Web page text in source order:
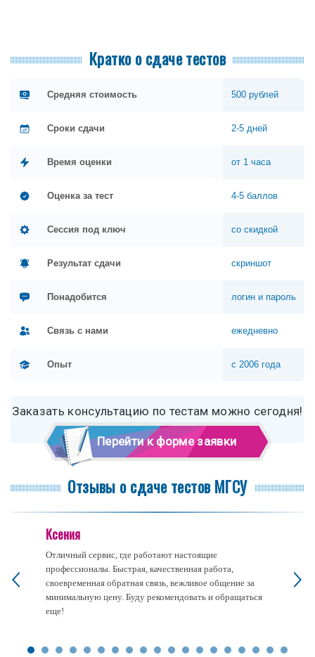
Кратко о сдаче тестов
Средняя стоимость 500 рублей
Сроки сдачи 2-5 дней
Время оценки от 1 часа
Оценка за тест 4-5 баллов
Сессия под ключ со скидкой
Результат сдачи скриншот
Понадобится логин и пароль
Связь с нами ежедневно
Опыт с 2006 года
Заказать консультацию по тестам можно сегодня!
Перейти к форме заявки
Отзывы о сдаче тестов МГСУ
Отличный сервис, где работают настоящие
профессионалы. Быстрая, качественная работа,
своевременная обратная связь, вежливое общение за
минимальную цену. Буду рекомендовать и обращаться
еще!
Ксения